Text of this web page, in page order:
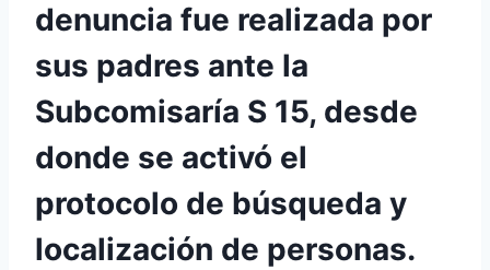
denuncia fue realizada por
sus padres ante la
Subcomisaría S 15, desde
donde se activó el
protocolo de búsqueda y
localización de personas.